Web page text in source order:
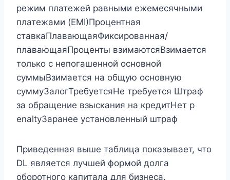
режим платежей равными ежемесячными
платежами (EMI)Процентная
ставкаПлавающаяФиксированная/
плавающаяПроценты взимаютсяВзимается
только с непогашенной основной
суммыВзимается на общую основную
суммуЗалогТребуетсяНе требуется Штраф
за обращение взыскания на кредитНет p
enaltyЗаранее установленный штраф
Приведенная выше таблица показывает, что
DL является лучшей формой долга
оборотного капитала для бизнеса.